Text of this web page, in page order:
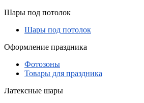
Шары под потолок
Шары под потолок
Оформление праздника
Фотозоны
Товары для праздника
Латексные шары